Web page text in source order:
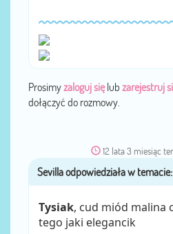
Prosimyzaloguj sięlub zarejestruj
dołączyć do rozmowy.
12 lata 3 miesiąc
przez
Tysiak, cud miód malina
tego jaki elegancik